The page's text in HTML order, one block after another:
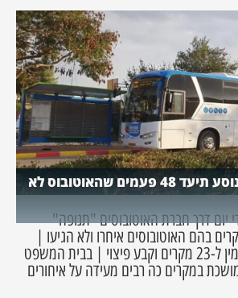
שערוריית תנופה: נוסע תיעד 48 פעמים שהאוטובוס לא
יום דרך חברת האוטובוסים "תנופה"
תיעד 48 מקרים בהם האוטובוסים איחרו ולא הגיעו |
הוא תבע, השופט האמין ל-23 מקרים וקבע פיצוי | בבית המשפט
במקרים כה רבים מעידה על איחורים